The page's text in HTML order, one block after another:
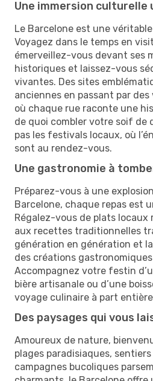
Une immersion culturelle
Le Barcelone est une
Voyagez dans le temps en
émerveillez-vous devant ses
historiques et laissez-vous
vivantes. Des sites
anciennes en passant par
où chaque rue raconte une
de quoi combler votre soif de
pas les festivals locaux, où
sont au rendez-vous.
Une gastronomie à
Préparez-vous à une
Barcelone, chaque repas est
Régalez-vous de plats
aux recettes traditionnelles
génération en génération et
des créations
Accompagnez votre festin
bière artisanale ou d’une
voyage culinaire à part
Des paysages qui vous
Amoureux de nature,
plages paradisiaques,
campagnes bucoliques